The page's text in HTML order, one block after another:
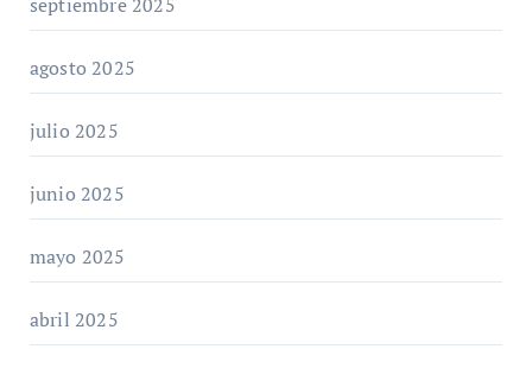
septiembre 2025
agosto 2025
julio 2025
junio 2025
mayo 2025
abril 2025